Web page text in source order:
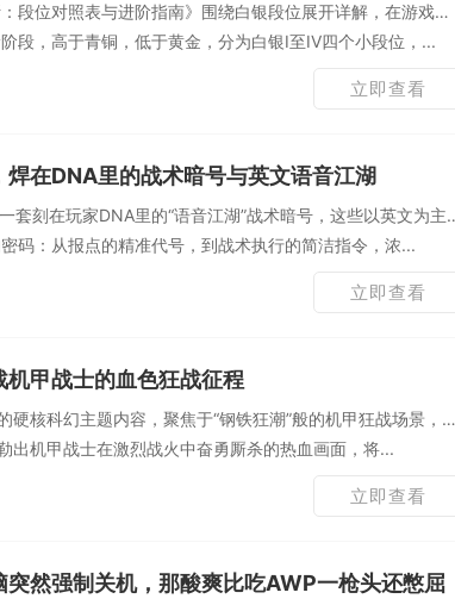
段位对照表与进阶指南》围绕白银段位展开详解，在游戏段
段，高于青铜，低于黄金，分为白银I至IV四个小段位，...
立即查看
焊在DNA里的战术暗号与英文语音江湖
套刻在玩家DNA里的“语音江湖”战术暗号，这些以英文为主
码：从报点的精准代号，到战术执行的简洁指令，浓...
立即查看
机甲战士的血色狂战征程
硬核科幻主题内容，聚焦于“钢铁狂潮”般的机甲狂战场景，它
出机甲战士在激烈战火中奋勇厮杀的热血画面，将...
立即查看
突然强制关机，那酸爽比吃AWP一枪头还憋屈